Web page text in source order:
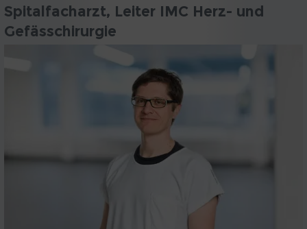
Spitalfacharzt, Leiter IMC Herz- und
Gefässchirurgie